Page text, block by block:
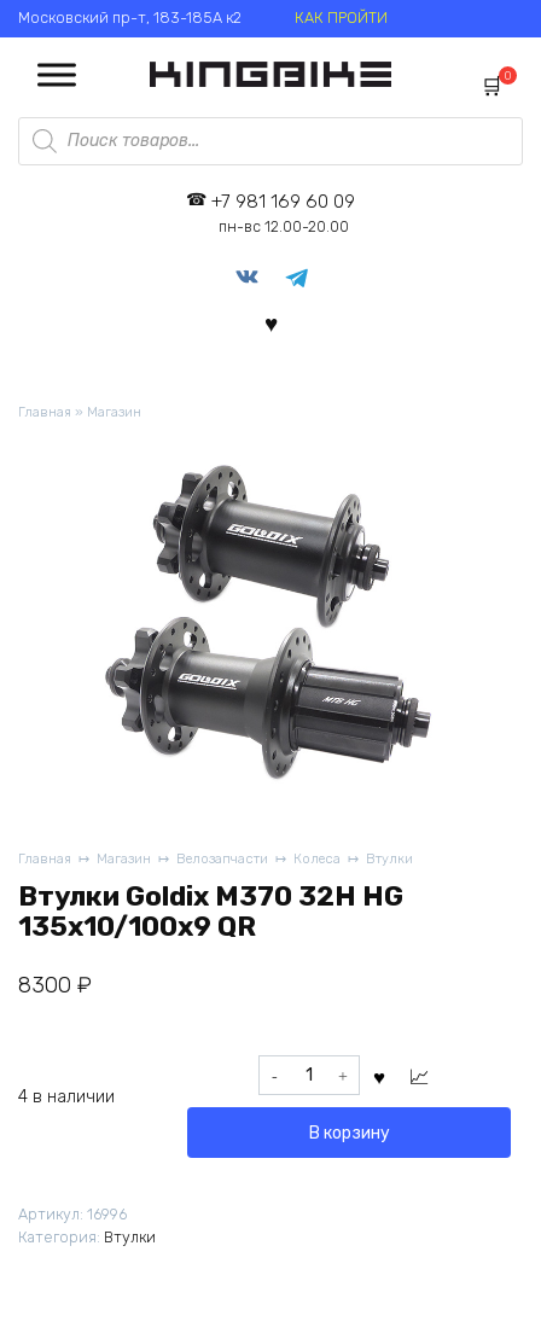
Перейти
к
содержанию
Московский пр-т, 183-185А к2 КАК ПРОЙТИ
Поиск
товаров
0
+7 981 169 60 09
пн-вс 12.00-20.00
Главная » Магазин
Главная Магазин Велозапчасти Колеса Втулки
Втулки Goldix M370 32H HG
135x10/100x9 QR
8300 ₽
4 в наличии
Количество
товара
В корзину
Артикул: 16996
Категория: Втулки